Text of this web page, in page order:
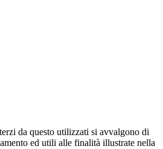
da questo utilizzati si avvalgono di
ed utili alle finalità illustrate nella